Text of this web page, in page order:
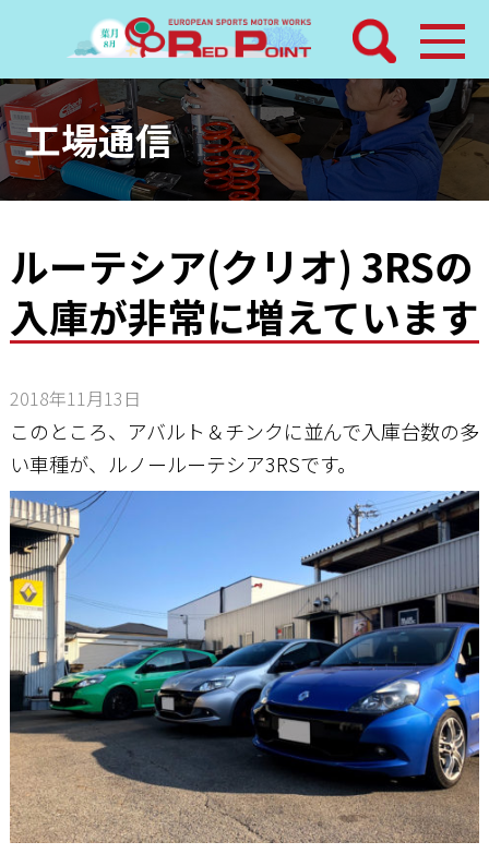
検索
ホーム
トピックス
レッドポイントパーツ
店舗案内
工場通信
お問い合わせ
工場通信
ルーテシア(クリオ) 3RSの
入庫が非常に増えています
2018年11月13日
このところ、アバルト＆チンクに並んで入庫台数の多
い車種が、ルノールーテシア3RSです。